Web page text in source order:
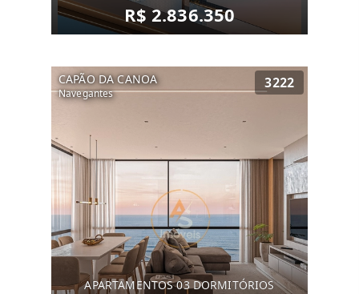
R$ 2.836.350
CAPÃO DA CANOA
Navegantes
3222
APARTAMENTOS 03 DORMITÓRIOS